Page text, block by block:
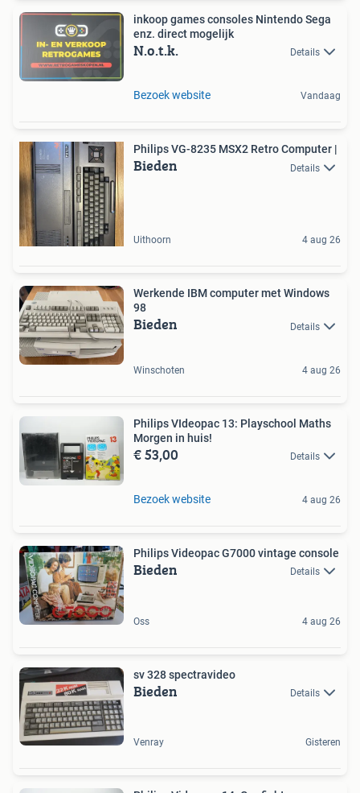
inkoop games consoles Nintendo Sega
enz. direct mogelijk
N.o.t.k. Details
Bezoek website Vandaag
Philips VG-8235 MSX2 Retro Computer |
Bieden Details
Uithoorn 4 aug 26
Werkende IBM computer met Windows
98
Bieden Details
Winschoten 4 aug 26
Philips VIdeopac 13: Playschool Maths
Morgen in huis!
€ 53,00 Details
Bezoek website 4 aug 26
Philips Videopac G7000 vintage console
Bieden Details
Oss 4 aug 26
sv 328 spectravideo
Bieden Details
Venray Gisteren